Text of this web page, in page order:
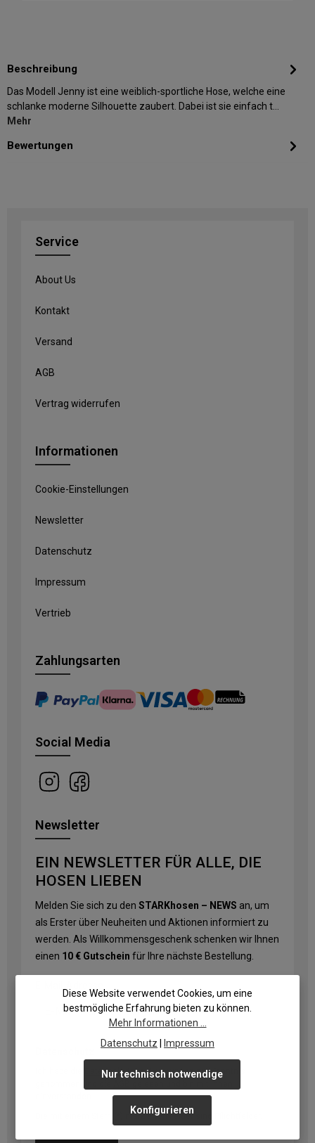
Beschreibung
Das Modell Jenny ist eine weiblich-sportliche Hose, welche eine
schlanke moderne Silhouette zaubert. Dabei ist sie einfach t…
Mehr
Bewertungen
Service
About Us
Kontakt
Versand
AGB
Vertrag widerrufen
Informationen
Cookie-Einstellungen
Newsletter
Datenschutz
Impressum
Vertrieb
Zahlungsarten
Social Media
Newsletter
EIN NEWSLETTER FÜR ALLE, DIE
HOSEN LIEBEN
Melden Sie sich zu den STARKhosen – NEWS an, um
als Erster über Neuheiten und Aktionen informiert zu
werden. Als Willkommensgeschenk schenken wir Ihnen
einen 10 € Gutschein für Ihre nächste Bestellung.
Datenschutzbestimmungenzur Kenntnis
Die mit einem Stern (*) markierten Felder sind Pflichtfelder.
Diese Website verwendet Cookies, um eine
bestmögliche Erfahrung bieten zu können.
Mehr Informationen ...
Datenschutz
Impressum
Nur technisch notwendige
Konfigurieren